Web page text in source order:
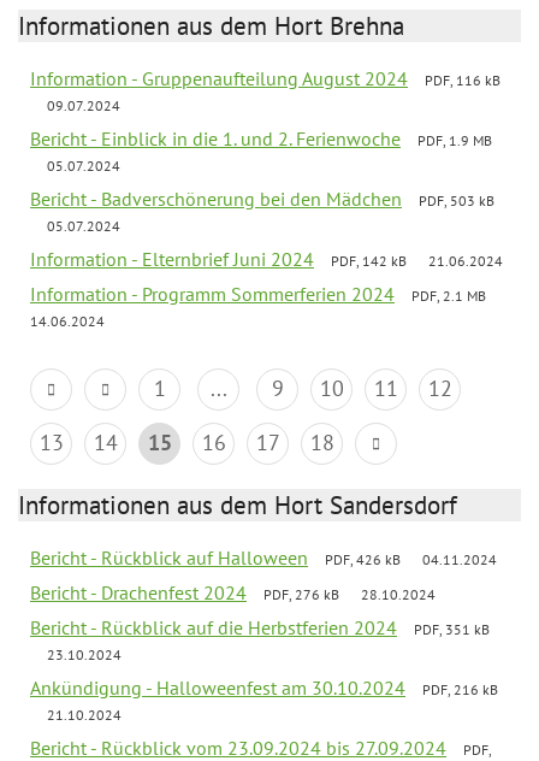
Informationen aus dem Hort Brehna
Information - Gruppenaufteilung August 2024
PDF, 116 kB
09.07.2024
Bericht - Einblick in die 1. und 2. Ferienwoche
PDF, 1.9 MB
05.07.2024
Bericht - Badverschönerung bei den Mädchen
PDF, 503 kB
05.07.2024
Information - Elternbrief Juni 2024 PDF, 142 kB 21.06.2024
Information - Programm Sommerferien 2024
PDF, 2.1 MB
14.06.2024
1 ... 9 10 11
12
13
14 15 16 17 18
Informationen aus dem Hort Sandersdorf
Bericht - Rückblick auf Halloween PDF, 426 kB 04.11.2024
Bericht - Drachenfest 2024 PDF, 276 kB 28.10.2024
Bericht - Rückblick auf die Herbstferien 2024
PDF, 351 kB
23.10.2024
Ankündigung - Halloweenfest am 30.10.2024
PDF, 216 kB
21.10.2024
Bericht - Rückblick vom 23.09.2024 bis 27.09.2024
PDF,